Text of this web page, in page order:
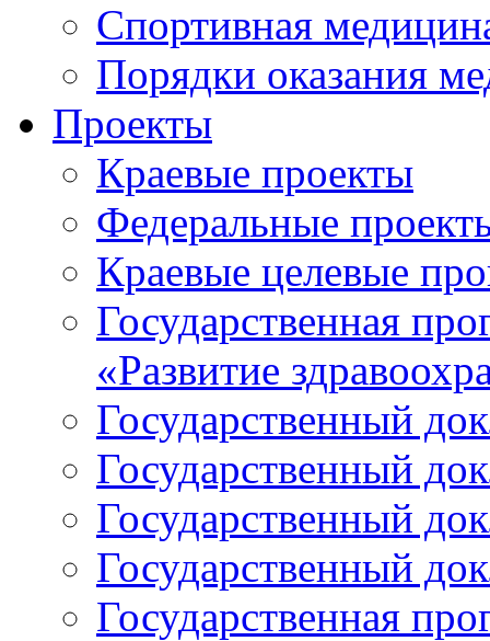
Спортивная
Порядки оказания
Проекты
Краевые проекты
Федеральные
Краевые целевые
Государственная
«Развитие
Государственный
Государственный
Государственный
Государственный
Государственная